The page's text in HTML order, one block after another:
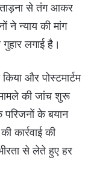
से तंग आकर
ने न्याय की मांग
लगाई है।
और पोस्टमार्टम
की जांच शुरू
परिजनों के बयान
कार्रवाई की
से लेते हुए हर